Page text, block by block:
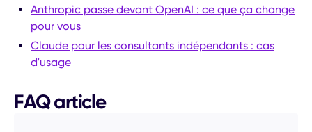
Anthropic passe devant OpenAI : ce que ça change
pour vous
Claude pour les consultants indépendants : cas
d'usage
FAQ article